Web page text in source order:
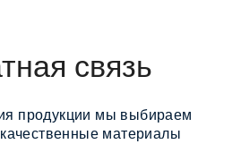
связь
продукции мы выбираем
материалы